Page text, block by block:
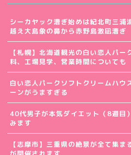
シーカヤック漕ぎ始めは紀北町三浦
越え大島象の鼻から赤野島激凪漕ぎ
【札幌】北海道観光の白い恋人パ
料、工場見学、営業時間についても
白い恋人パークソフトクリームハウ
ーンがうますぎる
40代男子が本気ダイエット（8週目
みます
【志摩市】三重県の絶景が全て集
が開催されます